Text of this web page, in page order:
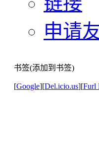
申请
书签(添加到书签)
[Google][Del.icio.us][Furl